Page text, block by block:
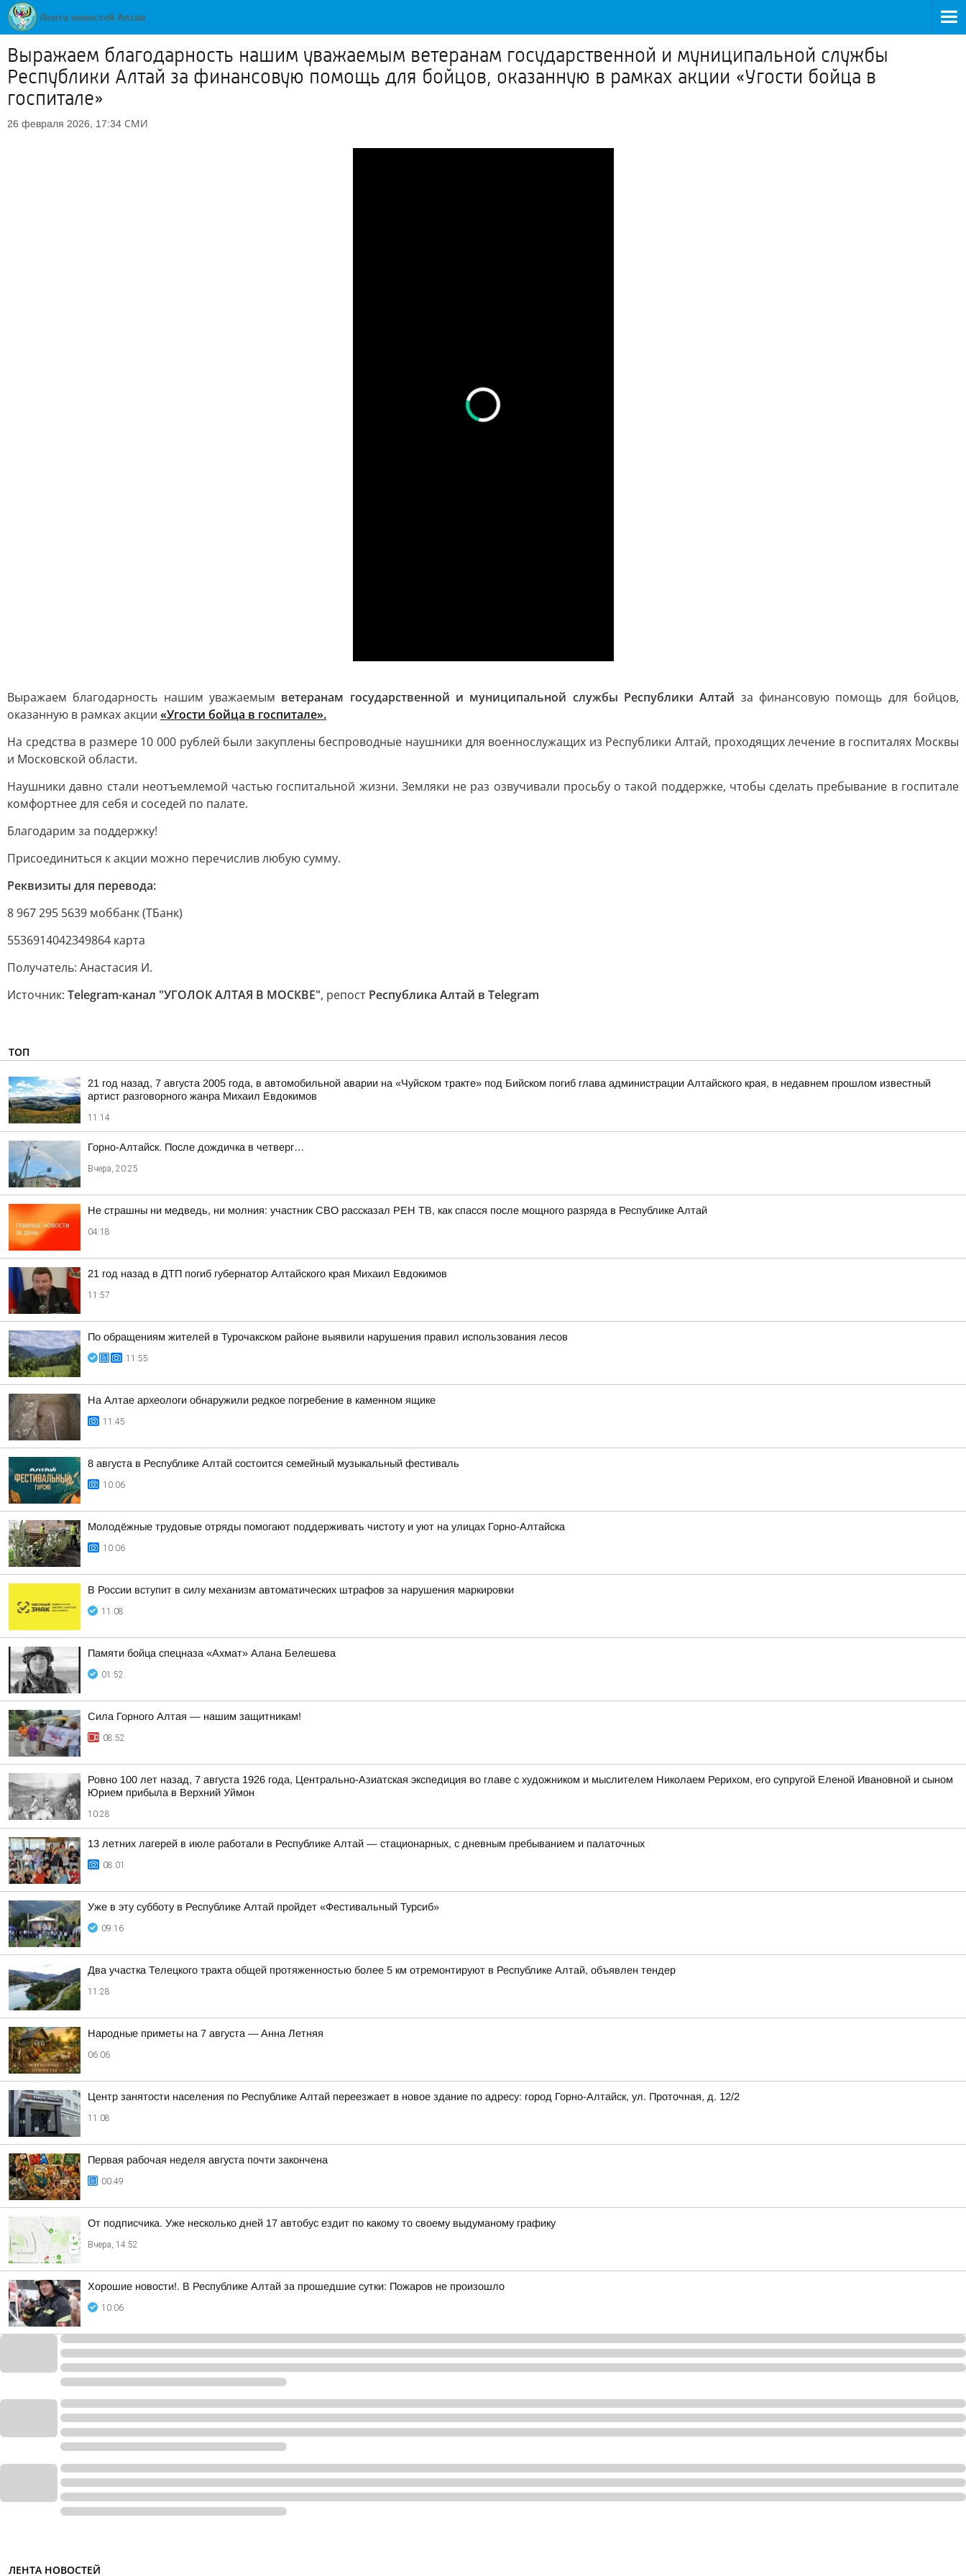
Выражаем благодарность нашим уважаемым ветеранам государственной и муниципальной службы
Республики Алтай за финансовую помощь для бойцов, оказанную в рамках акции «Угости бойца в
госпитале»
26 февраля 2026, 17:34 СМИ
Выражаем благодарность нашим уважаемым ветеранам государственной и муниципальной службы Республики Алтай за финансовую помощь для бойцов,
оказанную в рамках акции «Угости бойца в госпитале».
На средства в размере 10 000 рублей были закуплены беспроводные наушники для военнослужащих из Республики Алтай, проходящих лечение в госпиталях Москвы
и Московской области.
Наушники давно стали неотъемлемой частью госпитальной жизни. Земляки не раз озвучивали просьбу о такой поддержке, чтобы сделать пребывание в госпитале
комфортнее для себя и соседей по палате.
Благодарим за поддержку!
Присоединиться к акции можно перечислив любую сумму.
Реквизиты для перевода:
8 967 295 5639 моббанк (ТБанк)
5536914042349864 карта
Получатель: Анастасия И.
Источник: Telegram-канал "УГОЛОК АЛТАЯ В МОСКВЕ", репост Республика Алтай в Telegram
ТОП
21 год назад, 7 августа 2005 года, в автомобильной аварии на «Чуйском тракте» под Бийском погиб глава администрации Алтайского края, в недавнем прошлом известный
артист разговорного жанра Михаил Евдокимов
11:14
Горно-Алтайск. После дождичка в четверг…
Вчера, 20:25
Не страшны ни медведь, ни молния: участник СВО рассказал РЕН ТВ, как спасся после мощного разряда в Республике Алтай
04:18
21 год назад в ДТП погиб губернатор Алтайского края Михаил Евдокимов
11:57
По обращениям жителей в Турочакском районе выявили нарушения правил использования лесов
11:55
На Алтае археологи обнаружили редкое погребение в каменном ящике
11:45
8 августа в Республике Алтай состоится семейный музыкальный фестиваль
10:06
Молодёжные трудовые отряды помогают поддерживать чистоту и уют на улицах Горно-Алтайска
10:06
В России вступит в силу механизм автоматических штрафов за нарушения маркировки
11:08
Памяти бойца спецназа «Ахмат» Алана Белешева
01:52
Сила Горного Алтая — нашим защитникам!
08:52
Ровно 100 лет назад, 7 августа 1926 года, Центрально-Азиатская экспедиция во главе с художником и мыслителем Николаем Рерихом, его супругой Еленой Ивановной и сыном
Юрием прибыла в Верхний Уймон
10:28
13 летних лагерей в июле работали в Республике Алтай — стационарных, с дневным пребыванием и палаточных
08:01
Уже в эту субботу в Республике Алтай пройдет «Фестивальный Турсиб»
09:16
Два участка Телецкого тракта общей протяженностью более 5 км отремонтируют в Республике Алтай, объявлен тендер
11:28
Hapoдныe пpимeты нa 7 aвгуcтa — Aннa Лeтняя
06:06
Центр занятости населения по Республике Алтай переезжает в новое здание по адресу: город Горно-Алтайск, ул. Проточная, д. 12/2
11:08
Первая рабочая неделя августа почти закончена
00:49
От подписчика. Уже несколько дней 17 автобус ездит по какому то своему выдуманому графику
Вчера, 14:52
Хорошие новости!. В Республике Алтай за прошедшие сутки: Пожаров не произошло
10:06
ЛЕНТА НОВОСТЕЙ